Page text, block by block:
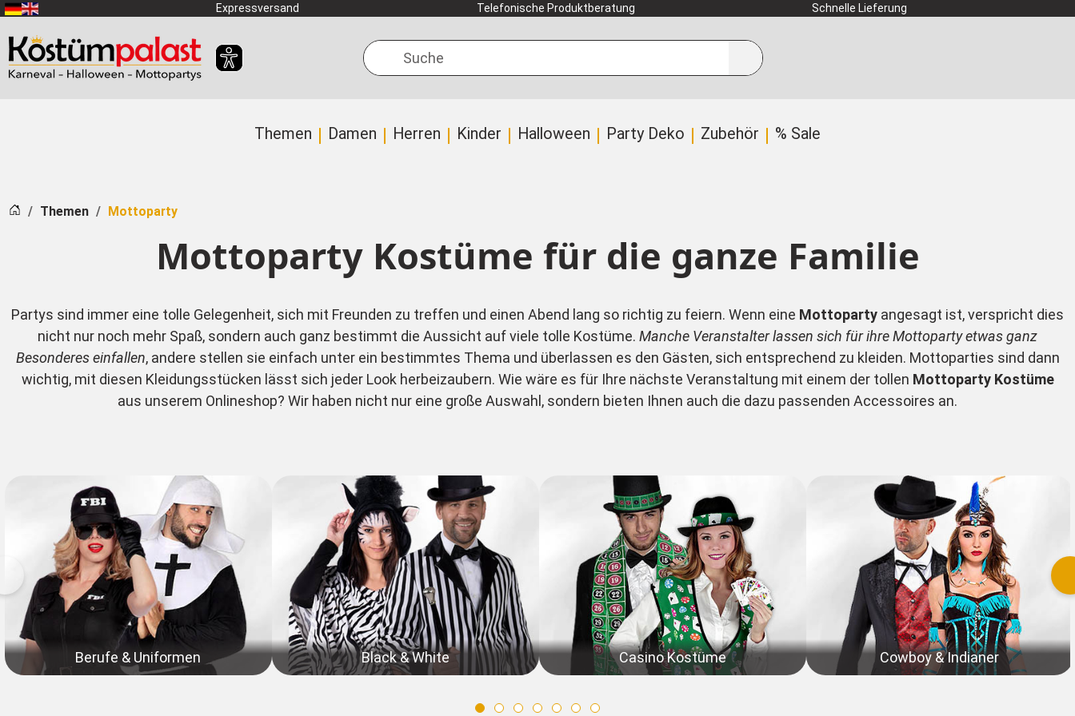
Zum Hauptinhalt springen Expressversand Telefonische Produktberatung Schnelle Lieferung
Suche
Themen Damen Herren Kinder Halloween Party Deko Zubehör % Sale
Startseite
Themen Mottoparty
Mottoparty Kostüme für die ganze Familie
Partys sind immer eine tolle Gelegenheit, sich mit Freunden zu treffen und einen Abend lang so richtig zu feiern. Wenn eine Mottoparty angesagt ist, verspricht dies
nicht nur noch mehr Spaß, sondern auch ganz bestimmt die Aussicht auf viele tolle Kostüme. Manche Veranstalter lassen sich für ihre Mottoparty etwas ganz
Besonderes einfallen, andere stellen sie einfach unter ein bestimmtes Thema und überlassen es den Gästen, sich entsprechend zu kleiden. Mottoparties sind dann
wichtig, mit diesen Kleidungsstücken lässt sich jeder Look herbeizaubern. Wie wäre es für Ihre nächste Veranstaltung mit einem der tollen Mottoparty Kostüme
aus unserem Onlineshop? Wir haben nicht nur eine große Auswahl, sondern bieten Ihnen auch die dazu passenden Accessoires an.
Berufe & Uniformen Black & White Casino Kostüme Cowboy & Indianer